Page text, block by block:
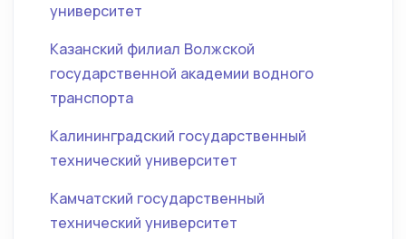
университет
Казанский филиал Волжской
государственной академии водного
транспорта
Калининградский государственный
технический университет
Камчатский государственный
технический университет